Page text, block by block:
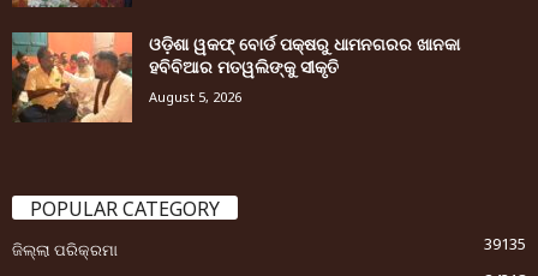
ଓଡ଼ିଶା ୱକଫ୍ ବୋର୍ଡ ପକ୍ଷରୁ ଧାମନଗରର ଖାନକା
ହବିବିଆର ମତୱଲିଙ୍କୁ ସୀକୃତି
August 5, 2026
POPULAR CATEGORY
ଜିଲ୍ଲା ପରିକ୍ରମା
39135